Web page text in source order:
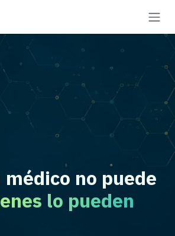
médico no puede
lo pueden